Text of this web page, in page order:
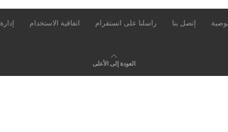
إتصل بنا راسلنا على انستقرام اتفاقية الاستخدام
العودة إلى الأعلى